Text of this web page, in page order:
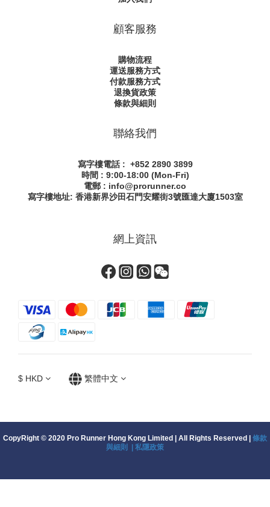
顧客服務
購物流程
運送服務方式
付款服務方式
退換貨政策
條款與細則
聯絡我們
寫字樓電話 : +852 2890 3899
時間 : 9:00-18:00 (Mon-Fri)
電郵 : info@prorunner.co
寫字樓地址: 香港新界沙田石門安耀街3號匯達大廈1503室
網上資訊
$ HKD 繁體中文
CopyRight © 2020 Pro Runner Hong Kong Limited | All Rights Reserved | 條款
與細則 | 私隱政策